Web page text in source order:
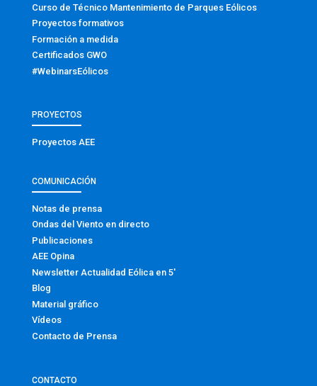
Curso de Técnico Mantenimiento de Parques Eólicos
Proyectos formativos
Formación a medida
Certificados GWO
#WebinarsEólicos
PROYECTOS
Proyectos AEE
COMUNICACIÓN
Notas de prensa
Ondas del Viento en directo
Publicaciones
AEE Opina
Newsletter Actualidad Eólica en 5′
Blog
Material gráfico
Vídeos
Contacto de Prensa
CONTACTO